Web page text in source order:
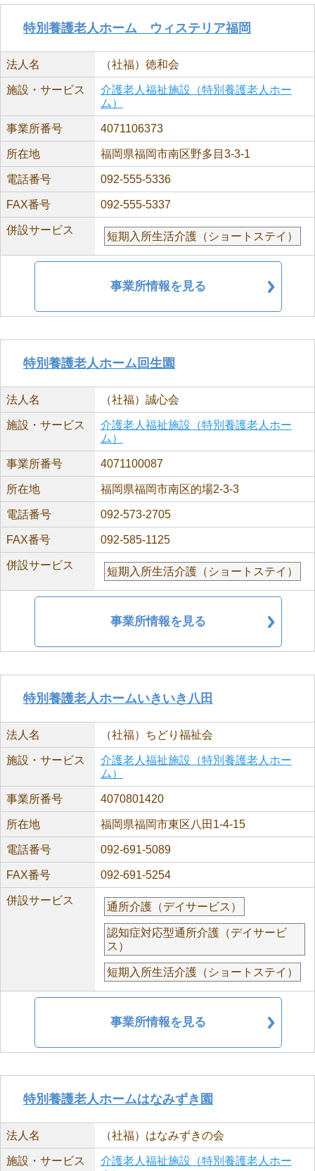
特別養護老人ホーム ウィステリア福岡
法人名 （社福）徳和会
施設・サービス
介護老人福祉施設（特別養護老人ホー
ム）
事業所番号 4071106373
所在地 福岡県福岡市南区野多目3-3-1
電話番号 092-555-5336
FAX番号 092-555-5337
併設サービス
短期入所生活介護（ショートステイ）
事業所情報を見る
特別養護老人ホーム回生園
法人名 （社福）誠心会
施設・サービス
介護老人福祉施設（特別養護老人ホー
ム）
事業所番号 4071100087
所在地 福岡県福岡市南区的場2-3-3
電話番号 092-573-2705
FAX番号 092-585-1125
併設サービス
短期入所生活介護（ショートステイ）
事業所情報を見る
特別養護老人ホームいきいき八田
法人名 （社福）ちどり福祉会
施設・サービス
介護老人福祉施設（特別養護老人ホー
ム）
事業所番号 4070801420
所在地 福岡県福岡市東区八田1-4-15
電話番号 092-691-5089
FAX番号 092-691-5254
併設サービス
通所介護（デイサービス）
認知症対応型通所介護（デイサービ
ス）
短期入所生活介護（ショートステイ）
事業所情報を見る
特別養護老人ホームはなみずき園
法人名 （社福）はなみずきの会
施設・サービス
介護老人福祉施設（特別養護老人ホー